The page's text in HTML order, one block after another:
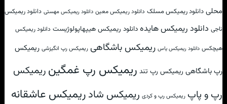
محلی دانلود ریمیکس مسلک دانلود ریمیکس معین دانلود ریمیکس مهستی دانلود ریمیکس
ناجی دانلود ریمیکس هایدهدانلود ریمیکس هیپهاپولوژیست دانلود ریمیکس
هیچکس دانلود ریمیکس یاس ریمیکس باشگاهی ریمیکس رپ انگیزشی ریمیکس
رپ باشگاهی ریمیکس رپ تند ریمیکس رپ غمگین ریمیکس
رپ و پاپ ریمیکس رپ و کردی ریمیکس شادریمیکس عاشقانه